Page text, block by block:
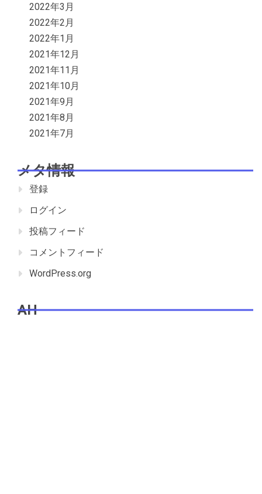
2022年3月
2022年2月
2022年1月
2021年12月
2021年11月
2021年10月
2021年9月
2021年8月
2021年7月
メタ情報
登録
ログイン
投稿フィード
コメントフィード
WordPress.org
AH